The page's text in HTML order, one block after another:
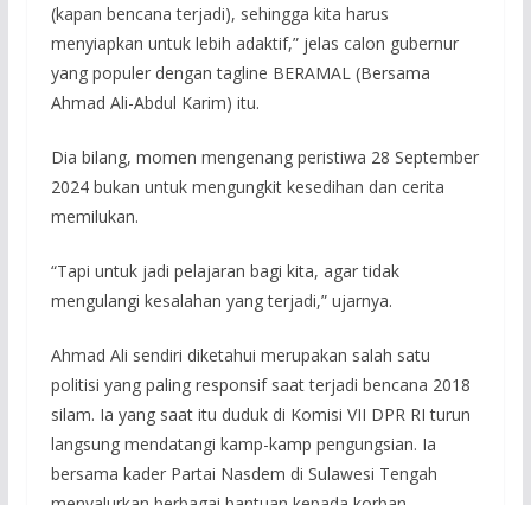
(kapan bencana terjadi), sehingga kita harus
menyiapkan untuk lebih adaktif,” jelas calon gubernur
yang populer dengan tagline BERAMAL (Bersama
Ahmad Ali-Abdul Karim) itu.
Dia bilang, momen mengenang peristiwa 28 September
2024 bukan untuk mengungkit kesedihan dan cerita
memilukan.
“Tapi untuk jadi pelajaran bagi kita, agar tidak
mengulangi kesalahan yang terjadi,” ujarnya.
Ahmad Ali sendiri diketahui merupakan salah satu
politisi yang paling responsif saat terjadi bencana 2018
silam. Ia yang saat itu duduk di Komisi VII DPR RI turun
langsung mendatangi kamp-kamp pengungsian. Ia
bersama kader Partai Nasdem di Sulawesi Tengah